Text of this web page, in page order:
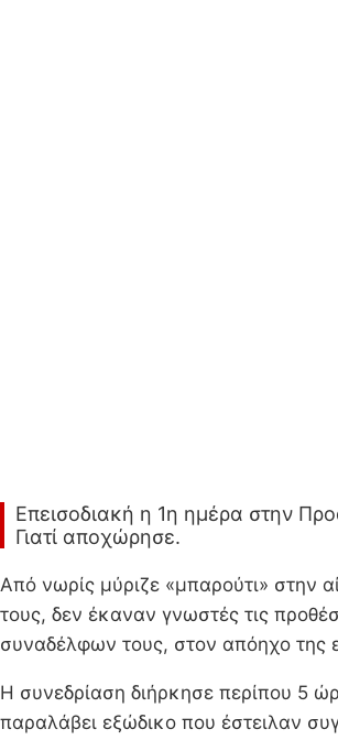
Επεισοδιακή η 1η ημέρα στην
Γιατί αποχώρησε.
Από νωρίς μύριζε «μπαρούτι» στην
τους, δεν έκαναν γνωστές τις
συναδέλφων τους, στον απόηχο της
Η συνεδρίαση διήρκησε περίπου 5
παραλάβει εξώδικο που έστειλαν